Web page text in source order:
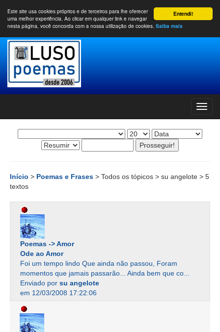
Entendi!
Este site usa cookies próprios e de terceiros para lhe oferecer
uma melhor experiência. Ao clicar em qualquer link e navegar
nesta página, você concorda com a nossa utilização de cookies. Saiba mais
Início > Poemas e Frases > Todos os tópicos > su angelote > 5
textos
Poemas -> Amor
Ode ao Amor
Foi um tempo lindo Que ainda não passou, Foram
momentos que jamais passarão... Ainda bem que co...
Enviado por su angelote
em 12/03/2008 17:22:06